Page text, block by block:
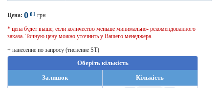
Цена: 0 01 грн
* цена будет выше, если количество меньше минимально- рекомендованного
заказа. Точную цену можно уточнить у Вашего менеджера.
+ нанесение по запросу (тиснение ST)
Оберіть кількість
Залишок
Кількість